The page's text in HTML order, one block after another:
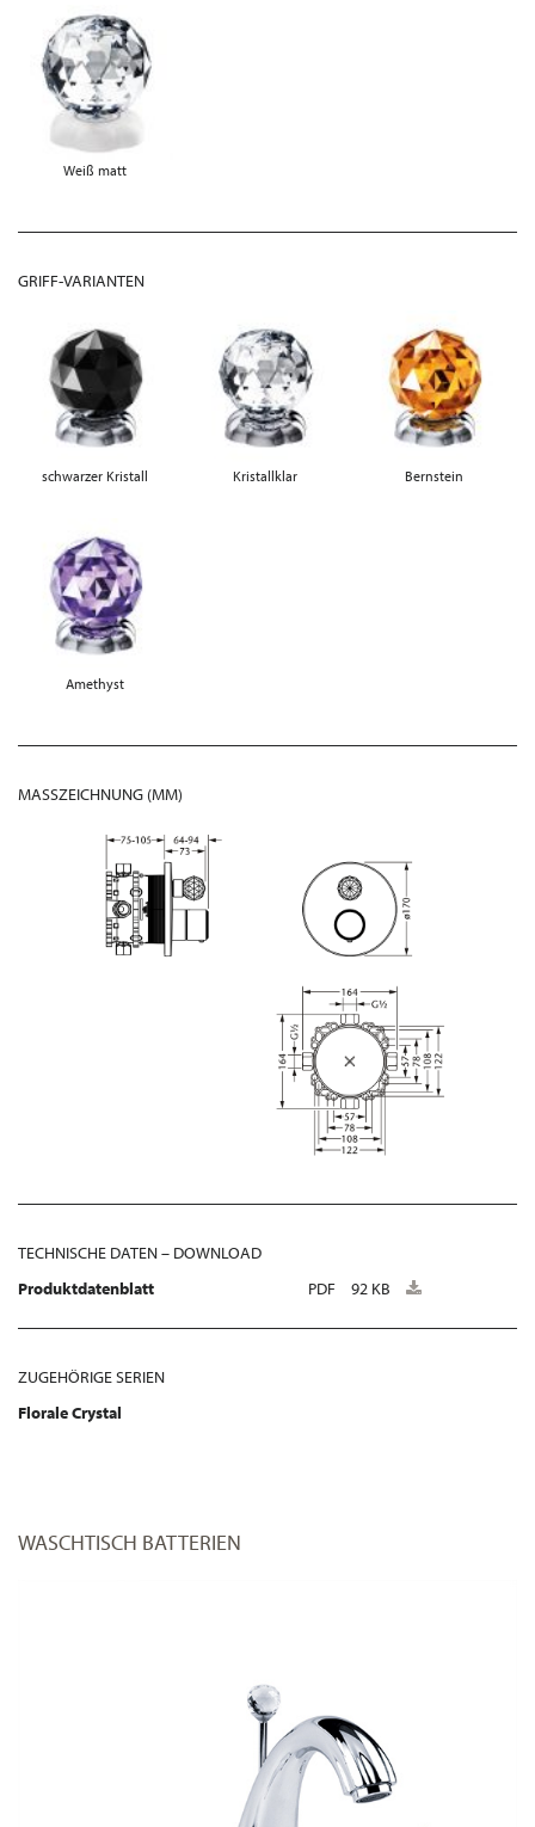
Weiß matt
GRIFF-VARIANTEN
schwarzer Kristall Kristallklar Bernstein
Amethyst
MASSZEICHNUNG (MM)
TECHNISCHE DATEN – DOWNLOAD
Produktdatenblatt
PDF 92 KB
ZUGEHÖRIGE SERIEN
Florale Crystal
WASCHTISCH BATTERIEN